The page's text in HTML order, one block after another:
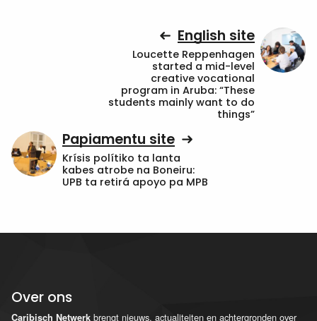
English site
Loucette Reppenhagen
started a mid-level
creative vocational
program in Aruba: “These
students mainly want to do
things”
Papiamentu site
Krísis polítiko ta lanta
kabes atrobe na Boneiru:
UPB ta retirá apoyo pa MPB
Over ons
Caribisch Netwerk brengt nieuws, actualiteiten en achtergronden over